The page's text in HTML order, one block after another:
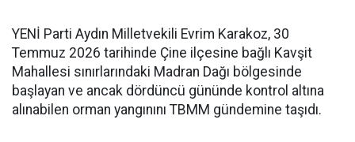
YENİ Parti Aydın Milletvekili Evrim Karakoz, 30
Temmuz 2026 tarihinde Çine ilçesine bağlı Kavşit
Mahallesi sınırlarındaki Madran Dağı bölgesinde
başlayan ve ancak dördüncü gününde kontrol altına
alınabilen orman yangınını TBMM gündemine taşıdı.